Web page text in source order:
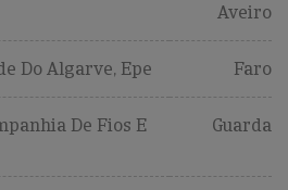
Aveiro
Do Algarve, Epe Faro
De Fios E
Guarda